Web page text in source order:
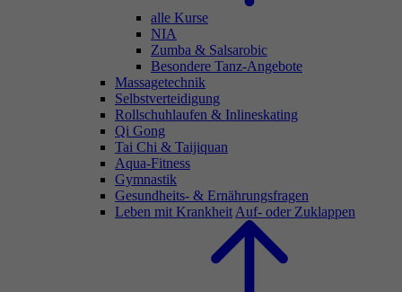
alle Kurse
NIA
Zumba & Salsarobic
Besondere Tanz-Angebote
Massagetechnik
Selbstverteidigung
Rollschuhlaufen & Inlineskating
Qi Gong
Tai Chi & Taijiquan
Aqua-Fitness
Gymnastik
Gesundheits- & Ernährungsfragen
Leben mit Krankheit Auf- oder Zuklappen